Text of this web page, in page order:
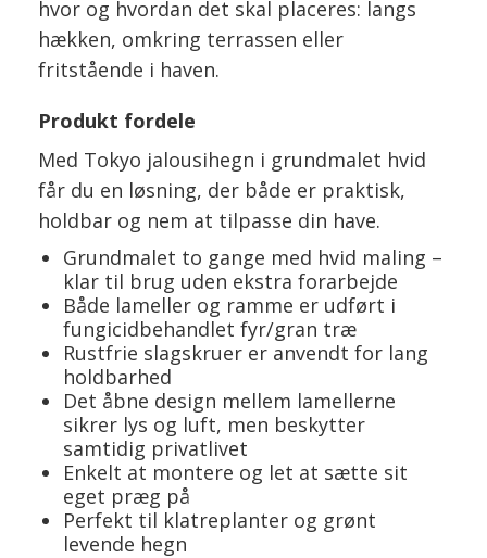
hvor og hvordan det skal placeres: langs
hækken, omkring terrassen eller
fritstående i haven.
Produkt fordele
Med Tokyo jalousihegn i grundmalet hvid
får du en løsning, der både er praktisk,
holdbar og nem at tilpasse din have.
Grundmalet to gange med hvid maling –
klar til brug uden ekstra forarbejde
Både lameller og ramme er udført i
fungicidbehandlet fyr/gran træ
Rustfrie slagskruer er anvendt for lang
holdbarhed
Det åbne design mellem lamellerne
sikrer lys og luft, men beskytter
samtidig privatlivet
Enkelt at montere og let at sætte sit
eget præg på
Perfekt til klatreplanter og grønt
levende hegn